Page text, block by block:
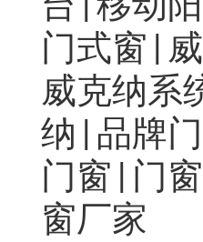
门式窗|
威克纳系
纳|品牌
门窗|门
窗厂家